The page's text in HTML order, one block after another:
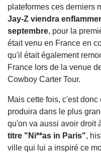
plateformes ces derniers
Jay-Z viendra
septembre, pour la
était venu en France en
qu'il était également
France lors de la venue
Cowboy Carter Tour.
Mais cette fois, c'est
produira dans le plus
qu'on va aussi avoir droit
titre "Ni**as in Paris",
ville qui lui a inspiré ce